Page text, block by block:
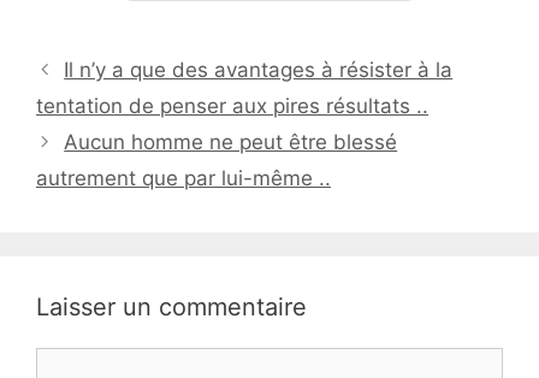
Il n’y a que des avantages à résister à la
tentation de penser aux pires résultats ..
Aucun homme ne peut être blessé
autrement que par lui-même ..
Laisser un commentaire